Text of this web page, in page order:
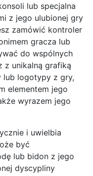
lub specjalna
z jego ulubionej gry
zamówić kontroler
gracza lub
do wspólnych
z unikalną grafiką
lub logotypy z gry,
elementem jego
wyrazem jego
i uwielbia
być
lub bidon z jego
dyscypliny